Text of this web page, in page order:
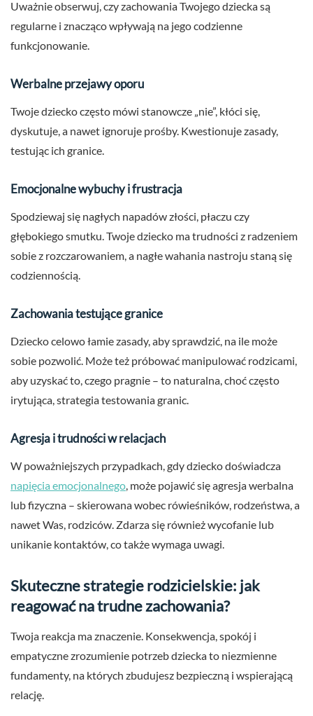
Uważnie obserwuj, czy zachowania Twojego dziecka są
regularne i znacząco wpływają na jego codzienne
funkcjonowanie.
Werbalne przejawy oporu
Twoje dziecko często mówi stanowcze „nie”, kłóci się,
dyskutuje, a nawet ignoruje prośby. Kwestionuje zasady,
testując ich granice.
Emocjonalne wybuchy i frustracja
Spodziewaj się nagłych napadów złości, płaczu czy
głębokiego smutku. Twoje dziecko ma trudności z radzeniem
sobie z rozczarowaniem, a nagłe wahania nastroju staną się
codziennością.
Zachowania testujące granice
Dziecko celowo łamie zasady, aby sprawdzić, na ile może
sobie pozwolić. Może też próbować manipulować rodzicami,
aby uzyskać to, czego pragnie – to naturalna, choć często
irytująca, strategia testowania granic.
Agresja i trudności w relacjach
W poważniejszych przypadkach, gdy dziecko doświadcza
napięcia emocjonalnego , może pojawić się agresja werbalna
lub fizyczna – skierowana wobec rówieśników, rodzeństwa, a
nawet Was, rodziców. Zdarza się również wycofanie lub
unikanie kontaktów, co także wymaga uwagi.
Skuteczne strategie rodzicielskie: jak
reagować na trudne zachowania?
Twoja reakcja ma znaczenie. Konsekwencja, spokój i
empatyczne zrozumienie potrzeb dziecka to niezmienne
fundamenty, na których zbudujesz bezpieczną i wspierającą
relację.